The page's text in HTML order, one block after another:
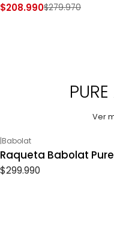
$208.990$279.970
Ver
|Babolat
Raqueta Babolat Pure
$299.990